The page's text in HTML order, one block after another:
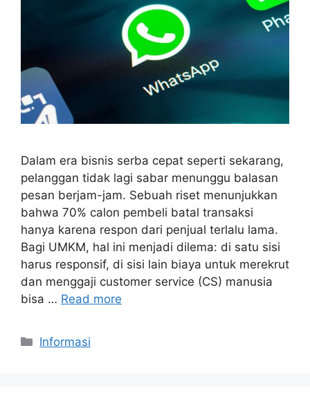
Dalam era bisnis serba cepat seperti sekarang,
pelanggan tidak lagi sabar menunggu balasan
pesan berjam-jam. Sebuah riset menunjukkan
bahwa 70% calon pembeli batal transaksi
hanya karena respon dari penjual terlalu lama.
Bagi UMKM, hal ini menjadi dilema: di satu sisi
harus responsif, di sisi lain biaya untuk merekrut
dan menggaji customer service (CS) manusia
bisa … Read more
Kategori
Informasi